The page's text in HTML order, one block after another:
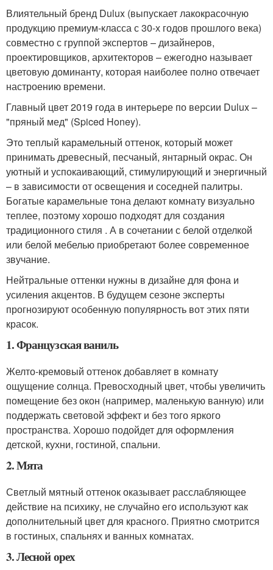
Влиятельный бренд Dulux (выпускает лакокрасочную
продукцию премиум-класса с 30-х годов прошлого века)
совместно с группой экспертов – дизайнеров,
проектировщиков, архитекторов – ежегодно называет
цветовую доминанту, которая наиболее полно отвечает
настроению времени.
Главный цвет 2019 года в интерьере по версии Dulux –
"пряный мед" (Spiced Honey).
Это теплый карамельный оттенок, который может
принимать древесный, песчаный, янтарный окрас. Он
уютный и успокаивающий, стимулирующий и энергичный
– в зависимости от освещения и соседней палитры.
Богатые карамельные тона делают комнату визуально
теплее, поэтому хорошо подходят для создания
традиционного стиля . А в сочетании с белой отделкой
или белой мебелью приобретают более современное
звучание.
Нейтральные оттенки нужны в дизайне для фона и
усиления акцентов. В будущем сезоне эксперты
прогнозируют особенную популярность вот этих пяти
красок.
1. Французская ваниль
Желто-кремовый оттенок добавляет в комнату
ощущение солнца. Превосходный цвет, чтобы увеличить
помещение без окон (например, маленькую ванную) или
поддержать световой эффект и без того яркого
пространства. Хорошо подойдет для оформления
детской, кухни, гостиной, спальни.
2. Мята
Светлый мятный оттенок оказывает расслабляющее
действие на психику, не случайно его используют как
дополнительный цвет для красного. Приятно смотрится
в гостиных, спальнях и ванных комнатах.
3. Лесной орех